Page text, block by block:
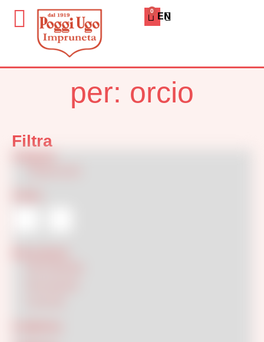
0
ENGLISH
Home Hai cercato orcio
Risultati di ricerca
per: orcio
Filtra